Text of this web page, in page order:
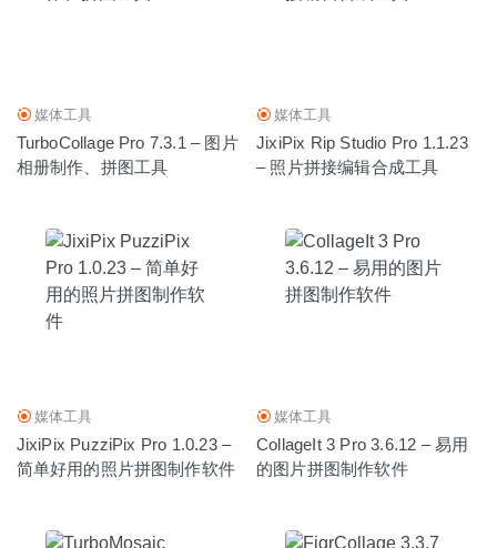
媒体工具
TurboCollage Pro 7.3.1 – 图片
相册制作、拼图工具
媒体工具
JixiPix Rip Studio Pro 1.1.23
– 照片拼接编辑合成工具
媒体工具
JixiPix PuzziPix Pro 1.0.23 –
简单好用的照片拼图制作软件
媒体工具
CollageIt 3 Pro 3.6.12 – 易用
的图片拼图制作软件